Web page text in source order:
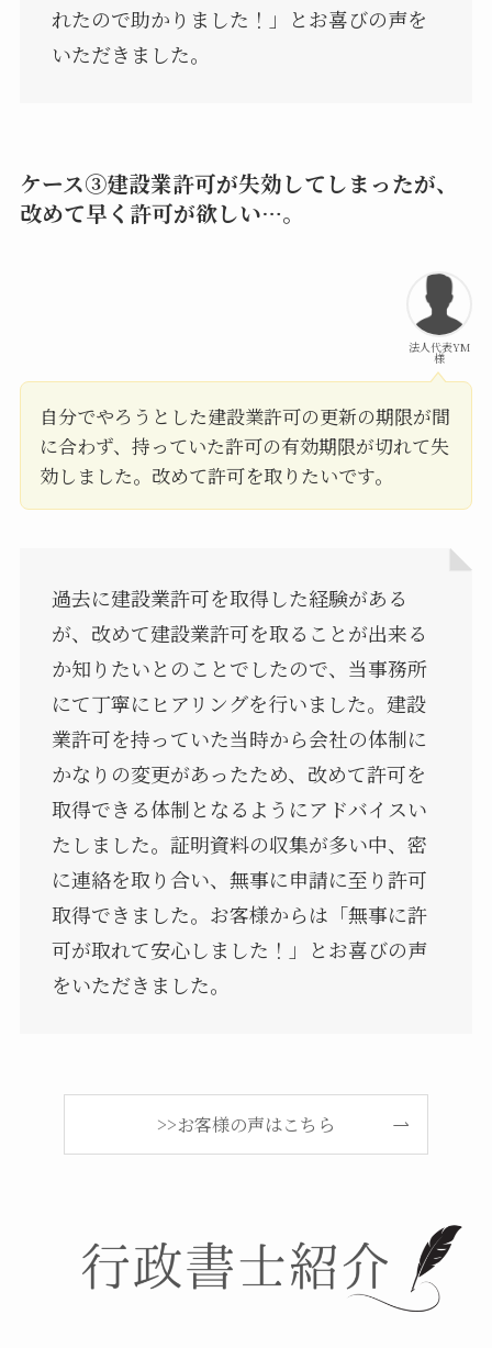
れたので助かりました！」とお喜びの声を
いただきました。
ケース③建設業許可が失効してしまったが、
改めて早く許可が欲しい…。
法人代表YM
様
自分でやろうとした建設業許可の更新の期限が間
に合わず、持っていた許可の有効期限が切れて失
効しました。改めて許可を取りたいです。
過去に建設業許可を取得した経験がある
が、改めて建設業許可を取ることが出来る
か知りたいとのことでしたので、当事務所
にて丁寧にヒアリングを行いました。建設
業許可を持っていた当時から会社の体制に
かなりの変更があったため、改めて許可を
取得できる体制となるようにアドバイスい
たしました。証明資料の収集が多い中、密
に連絡を取り合い、無事に申請に至り許可
取得できました。お客様からは「無事に許
可が取れて安心しました！」とお喜びの声
をいただきました。
>>お客様の声はこちら